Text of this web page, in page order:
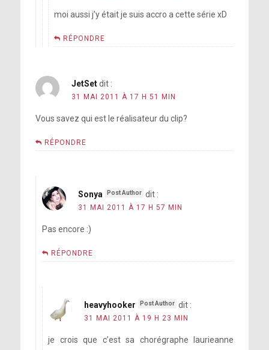
moi aussi j’y était je suis accro a cette série xD
RÉPONDRE
JetSet dit :
31 MAI 2011 À 17 H 51 MIN
Vous savez qui est le réalisateur du clip?
RÉPONDRE
Sonya dit :
31 MAI 2011 À 17 H 57 MIN
Pas encore :)
RÉPONDRE
heavyhooker dit :
31 MAI 2011 À 19 H 23 MIN
je crois que c’est sa chorégraphe laurieanne